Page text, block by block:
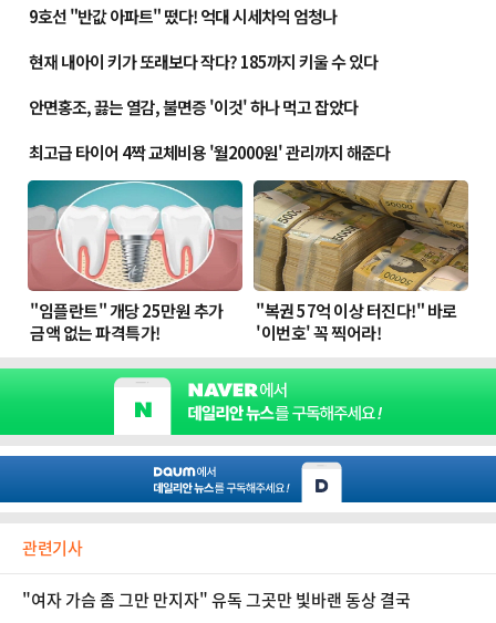
관련기사
"여자 가슴 좀 그만 만지자" 유독 그곳만 빛바랜 동상 결국